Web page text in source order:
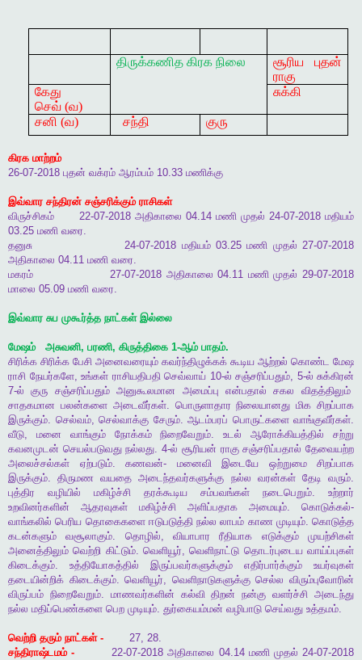
திருக்கணித கிரக நிலை
சூரிய புதன்
ராகு
கேது
செவ் (வ)
சுக்கி
சனி (வ) சந்தி குரு
கிரக மாற்றம்
26-07-2018 புதன் வக்ரம் ஆரம்பம் 10.33 மணிக்கு
இவ்வார சந்திரன் சஞ்சரிக்கும் ராசிகள்
விருச்சிகம்
22-07-2018 அதிகாலை 04.14 மணி முதல் 24-07-2018மதியம்
03.25 மணி வரை.
தனுசு
24-07-2018 மதியம்03.25மணி முதல் 27-07-2018
அதிகாலை 04.11 மணி வரை.
மகரம்
27-07-2018 அதிகாலை 04.11 மணி முதல் 29-07-2018
மாலை 05.09 மணி வரை.
இவ்வார சுப முகூர்த்த நாட்கள் இல்லை
மேஷம் அசுவனி, பரணி, கிருத்திகை 1-ஆம் பாதம்.
சிரிக்க சிரிக்க பேசி அனைவரையும் கவர்ந்திழுக்கக் கூடிய ஆற்றல் கொண்ட மேஷ
ராசி நேயர்களே, உங்கள் ராசியதிபதி செவ்வாய் 10-ல் சஞ்சரிப்பதும், 5-ல் சுக்கிரன்
7-ல் குரு சஞ்சரிப்பதும் அனுகூலமான அமைப்பு என்பதால் சகல
விதத்திலும்
சாதகமான பலன்களை அடைவீர்கள். பொருளாதார நிலையானது மிக சிறப்பாக
இருக்கும். செல்வம், செல்வாக்கு சேரும். ஆடம்பரப் பொருட்களை வாங்குவீர்கள்.
வீடு, மனை வாங்கும் நோக்கம் நிறைவேறும்.உடல் ஆரோக்கியத்தில்
சற்று
கவனமுடன் செயல்படுவது நல்லது. 4-ல் சூரியன் ராகு சஞ்சரிப்பதால் தேவையற்ற
அலைச்சல்கள்
ஏற்படும். கணவன்- மனைவி இடையே ஒற்றுமை
சிறப்பாக
இருக்கும்.திருமண வயதை அடைந்தவர்களுக்கு நல்ல வரன்கள் தேடி வரும்.
புத்திர
வழியில் மகிழ்ச்சி தரக்கூடிய சம்பவங்கள் நடைபெறும். உற்றார்
உறவினர்களின்
ஆதரவுகள் மகிழ்ச்சி அளிப்பதாக அமையும். கொடுக்கல்-
வாங்கலில் பெரிய தொகைகளை ஈடுபடுத்தி நல்ல லாபம் காண முடியும். கொடுத்த
கடன்களும்
வசூலாகும். தொழில்,வியாபார ரீதியாக எடுக்கும்
முயற்சிகள்
அனைத்திலும் வெற்றி கிட்டும்.வெளியூர்,வெளிநாட்டு தொடர்புடைய வாய்ப்புகள்
கிடைக்கும். உத்தியோகத்தில் இருப்பவர்களுக்கும் எதிர்பார்க்கும்
உயர்வுகள்
தடையின்றிக் கிடைக்கும்.வெளியூர், வெளிநாடுகளுக்கு செல்ல விரும்புவோரின்
விருப்பம் நிறைவேறும். மாணவர்களின் கல்வி திறன் நன்கு வளர்ச்சி அடைந்து
நல்ல மதிப்பெண்களை பெற முடியும். துர்கையம்மன் வழிபாடு செய்வது உத்தமம்.
வெற்றி தரும் நாட்கள்-
27, 28.
சந்திராஷ்டமம்- 22-07-2018அதிகாலை 04.14 மணி முதல் 24-07-2018